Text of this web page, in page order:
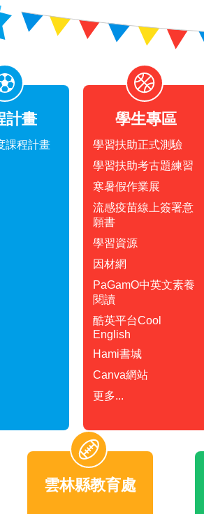
計畫
課程計畫
學生專區
學習扶助正式測驗
學習扶助考古題練習
寒暑假作業展
流感疫苗線上簽署意
願書
學習資源
因材網
PaGamO中英文素養
閱讀
酷英平台Cool
English
Hami書城
Canva網站
更多...
雲林縣教育處